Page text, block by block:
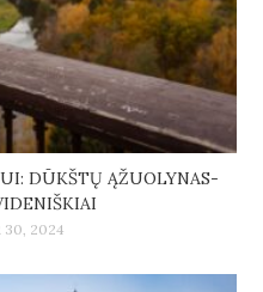
DŪKŠTŲ ĄŽUOLYNAS-
30, 2024